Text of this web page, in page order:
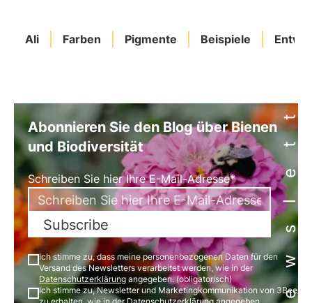
Ali Farben Pigmente Beispiele Newsletter
Abonnieren Sie den Blog über Bienen
und Biodiversität
Schreiben Sie hier Ihre E-Mail-Adresse*
Subscribe
Ich stimme zu, dass meine personenbezogenen Daten für den
Versand des Newsletters verarbeitet werden, wie in der
Datenschutzerklärung angegeben. (obligatorisch)
Ich stimme zu, Newsletter und Marketingkommunikation von 3Bee